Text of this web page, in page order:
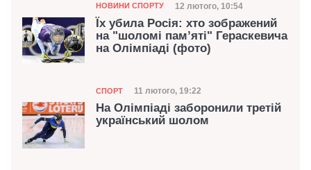
Категорія
НОВИНИ СПОРТУ Дата публікації
12 лютого, 10:54
Їх убила Росія: хто зображений
на "шоломі пам’яті" Гераскевича
на Олімпіаді (фото)
Категорія
СПОРТ Дата публікації
11 лютого, 19:22
На Олімпіаді заборонили третій
український шолом